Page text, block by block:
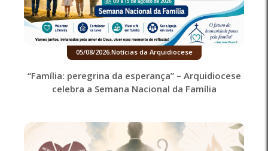
05/08/2026. Notícias da Arquidiocese
“Família: peregrina da esperança” – Arquidiocese
celebra a Semana Nacional da Família